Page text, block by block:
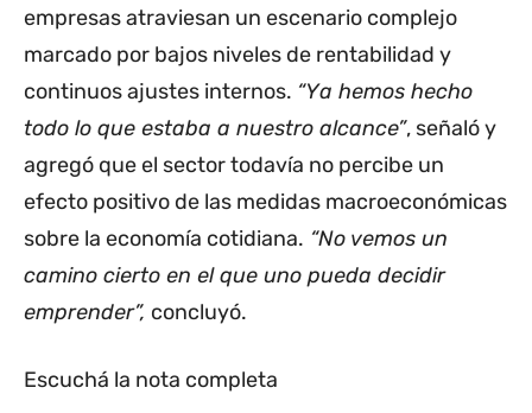
empresas atraviesan un escenario complejo
marcado por bajos niveles de rentabilidad y
continuos ajustes internos. “Ya hemos hecho
todo lo que estaba a nuestro alcance”, señaló y
agregó que el sector todavía no percibe un
efecto positivo de las medidas macroeconómicas
sobre la economía cotidiana. “No vemos un
camino cierto en el que uno pueda decidir
emprender”, concluyó.
Escuchá la nota completa